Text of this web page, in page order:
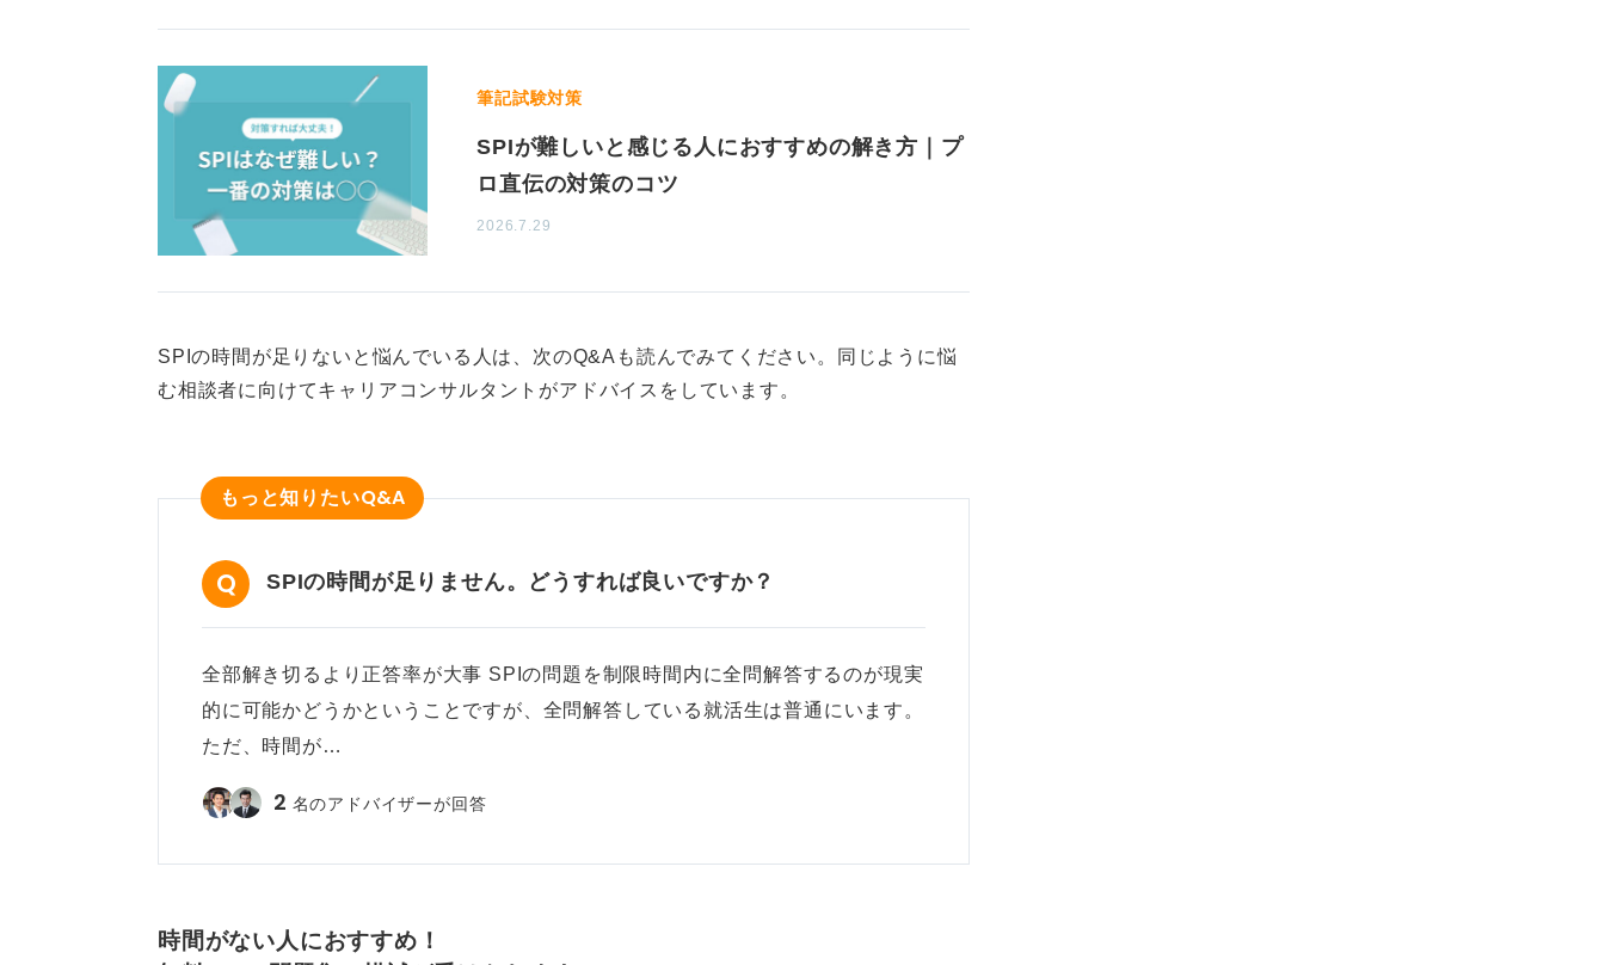
筆記試験対策
SPIが難しいと感じる人におすすめの解き方｜プ
ロ直伝の対策のコツ
2026.7.29
SPIの時間が足りないと悩んでいる人は、次のQ&Aも読んでみてください。同じように悩
む相談者に向けてキャリアコンサルタントがアドバイスをしています。
もっと知りたいQ&A
SPIの時間が足りません。どうすれば良いですか？
全部解き切るより正答率が大事 SPIの問題を制限時間内に全問解答するのが現実
的に可能かどうかということですが、全問解答している就活生は普通にいます。
ただ、時間が…
2 名のアドバイザーが回答
時間がない人におすすめ！